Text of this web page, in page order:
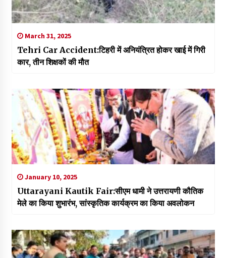
March 31, 2025
Tehri Car Accident:टिहरी में अनियंत्रित होकर खाई में गिरी
कार, तीन शिक्षकों की मौत
January 10, 2025
Uttarayani Kautik Fair:सीएम धामी ने उत्तरायणी कौतिक
मेले का किया शुभारंभ, सांस्कृतिक कार्यक्रम का किया अवलोकन